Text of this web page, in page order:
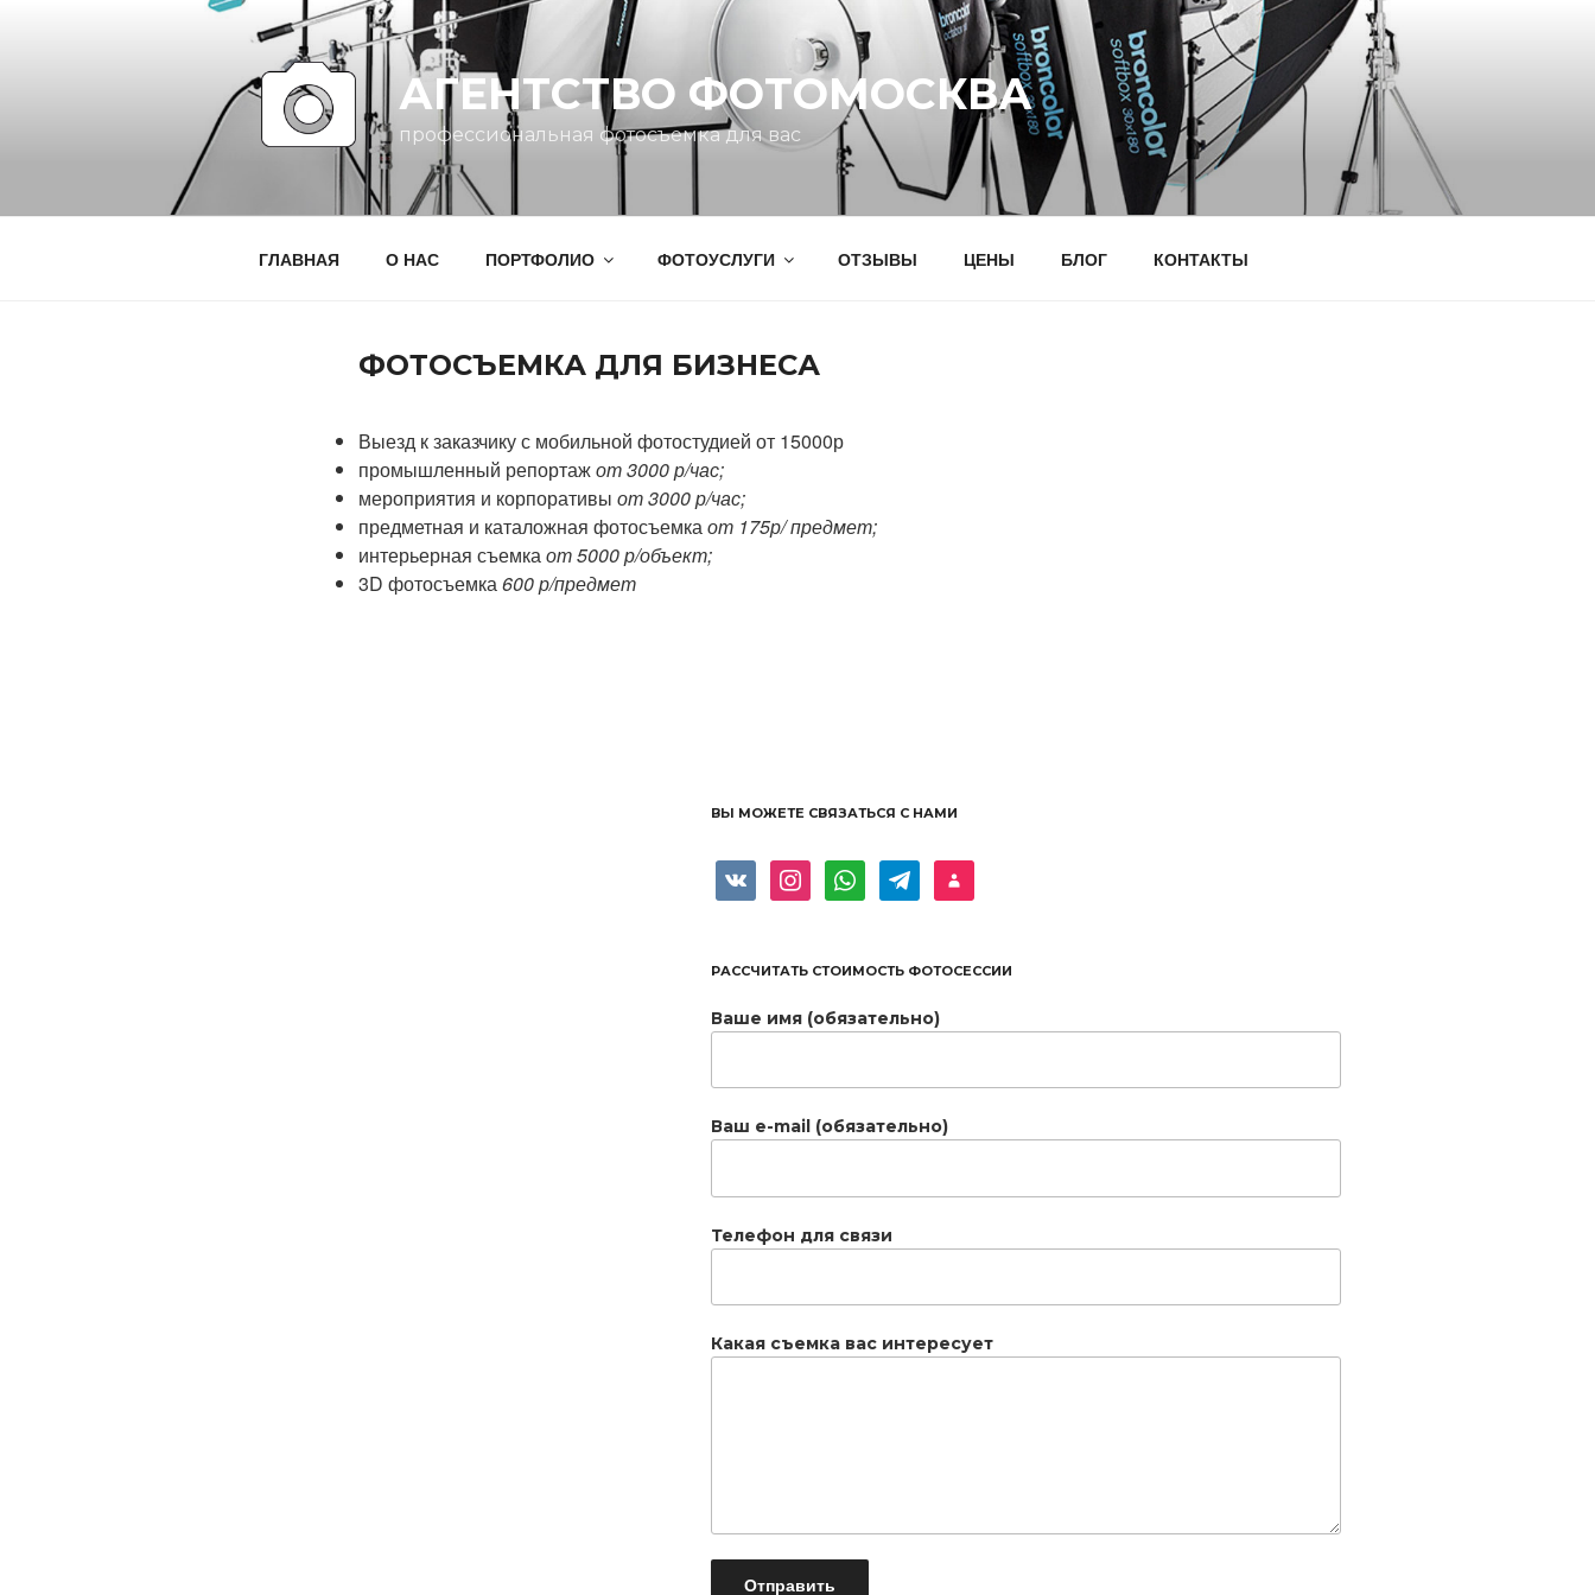
АГЕНТСТВО ФОТОМОСКВА
профессиональная фотосъемка для вас
ГЛАВНАЯ О НАС ПОРТФОЛИО ФОТОУСЛУГИ ОТЗЫВЫ ЦЕНЫ БЛОГ КОНТАКТЫ
ФОТОСЪЕМКА ДЛЯ БИЗНЕСА
Выезд к заказчику с мобильной фотостудией от 15000р
промышленный репортажот 3000 р/час;
мероприятия и корпоративы от 3000 р/час;
предметная и каталожная фотосъемкаот 175р/ предмет;
интерьерная съемкаот 5000 р/объект;
3D фотосъемка600 р/предмет
ВЫ МОЖЕТЕ СВЯЗАТЬСЯ С НАМИ
vkontakteinstagramwhatsapptelegram user
РАССЧИТАТЬ CТОИМОСТЬ ФОТОСЕССИИ
Ваше имя (обязательно)
Ваш e-mail (обязательно)
Телефон для связи
Какая съемка вас интересует